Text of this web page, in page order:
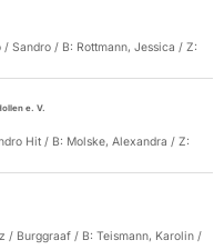
Sandro / B: Rottmann, Jessica / Z:
e. V.
Hit / B: Molske, Alexandra / Z:
/ Burggraaf / B: Teismann, Karolin /